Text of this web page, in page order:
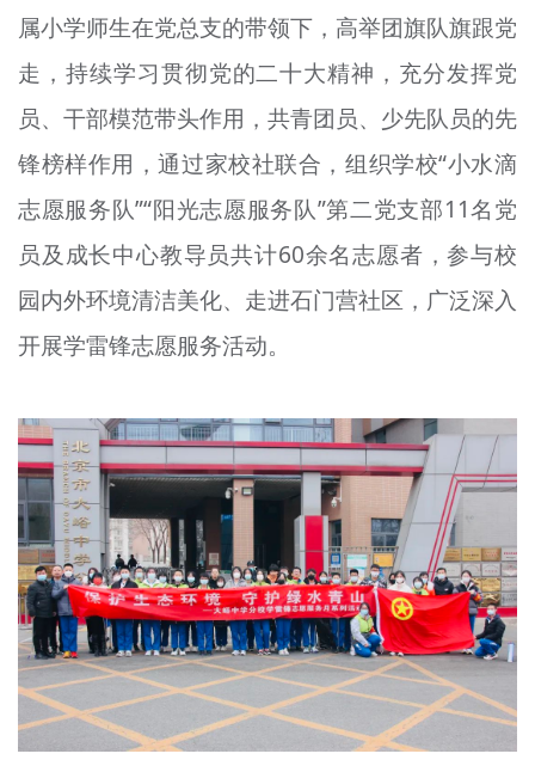
身边好人
文明评论
北京宣传文化引导基金
宣传思想文化人才
专题
资料库
+
属小学师生在党总支的带领下，高举团旗队旗跟党
走，持续学习贯彻党的二十大精神，充分发挥党
员、干部模范带头作用，共青团员、少先队员的先
锋榜样作用，通过家校社联合，组织学校“小水滴
志愿服务队”“阳光志愿服务队”第二党支部11名党
员及成长中心教导员共计60余名志愿者，参与校
园内外环境清洁美化、走进石门营社区，广泛深入
开展学雷锋志愿服务活动。